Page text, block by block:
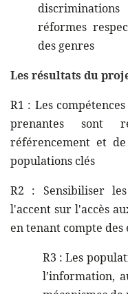
réformes
des genres
Les résultats du
R1 : Les
prenantes sont
référencement et
populations clés
R2 : Sensibiliser
l'accent sur l'accès
en tenant compte
R3 : Les
l’information,